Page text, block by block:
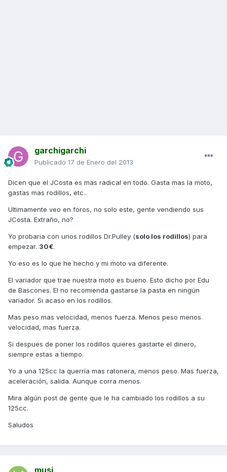
garchigarchi
Publicado 17 de Enero del 2013
Dicen que el JCosta es mas radical en todo. Gasta mas la moto,
gastas mas rodillos, etc..
Ultimamente veo en foros, no solo este, gente vendiendo sus
JCosta. Extraño, no?
Yo probaria con unos rodillos Dr.Pulley (solo los rodillos) para
empezar. 30€.
Yo eso es lo que he hecho y mi moto va diferente.
El variador que trae nuestra moto es bueno. Esto dicho por Edu
de Bascones. El no recomienda gastarse la pasta en ningún
variador. Si acaso en los rodillos.
Mas peso mas velocidad, menos fuerza. Menos peso menos
velocidad, mas fuerza.
Si despues de poner los rodillos quieres gastarte el dinero,
siempre estas a tiempo.
Yo a una 125cc la querría mas ratonera, menos peso. Mas fuerza,
aceleración, salida. Aunque corra menos.
Mira algún post de gente que le ha cambiado los rodillos a su
125cc.
Saludos